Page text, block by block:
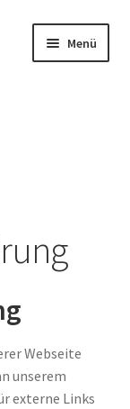
Menü
Webseite
unserem
externe Links